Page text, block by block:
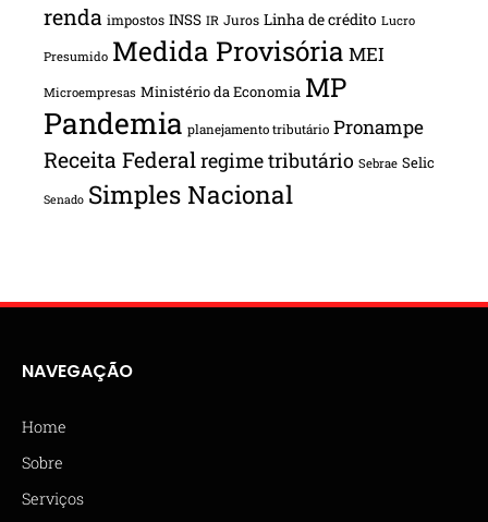
renda impostos INSS IR Juros Linha de crédito Lucro
Presumido Medida Provisória MEI
Microempresas Ministério da Economia MP
Pandemia planejamento tributário Pronampe
Receita Federalregime tributário Sebrae Selic
Senado Simples Nacional
NAVEGAÇÃO
Home
Sobre
Serviços